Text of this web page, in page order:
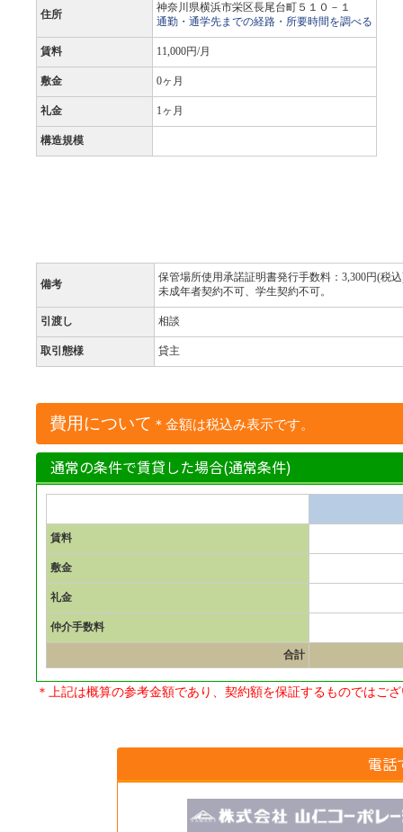
住所
神奈川県横浜市栄区長尾台町５１０－１
通勤・通学先までの経路・所要時間を調べる
賃料 11,000円/月
敷金 0ヶ月
礼金 1ヶ月
構造規模
備考
保管場所使用承諾証明書発行手数料：3,300円(税
未成年者契約不可、学生契約不可。
引渡し 相談
取引態様 貸主
費用について ＊金額は税込み表示です。
通常の条件で賃貸した場合(通常条件)
賃料
敷金
礼金
仲介手数料
合計
＊上記は概算の参考金額であり、契約額を保証するものではご
電話